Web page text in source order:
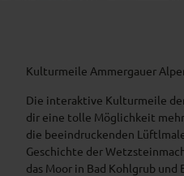
Kulturmeile Ammergauer
Die interaktive Kulturmeile
dir eine tolle Möglichkeit
die beeindruckenden
Geschichte der
das Moor in Bad Kohlgrub und